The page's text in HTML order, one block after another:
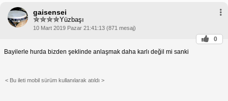
gaisensei
Yüzbaşı
10 Mart 2019 Pazar 21:41:13 (871 mesaj)
0
Bayilerle hurda bizden şeklinde anlaşmak daha karlı değil mi sanki
< Bu ileti mobil sürüm kullanılarak atıldı >